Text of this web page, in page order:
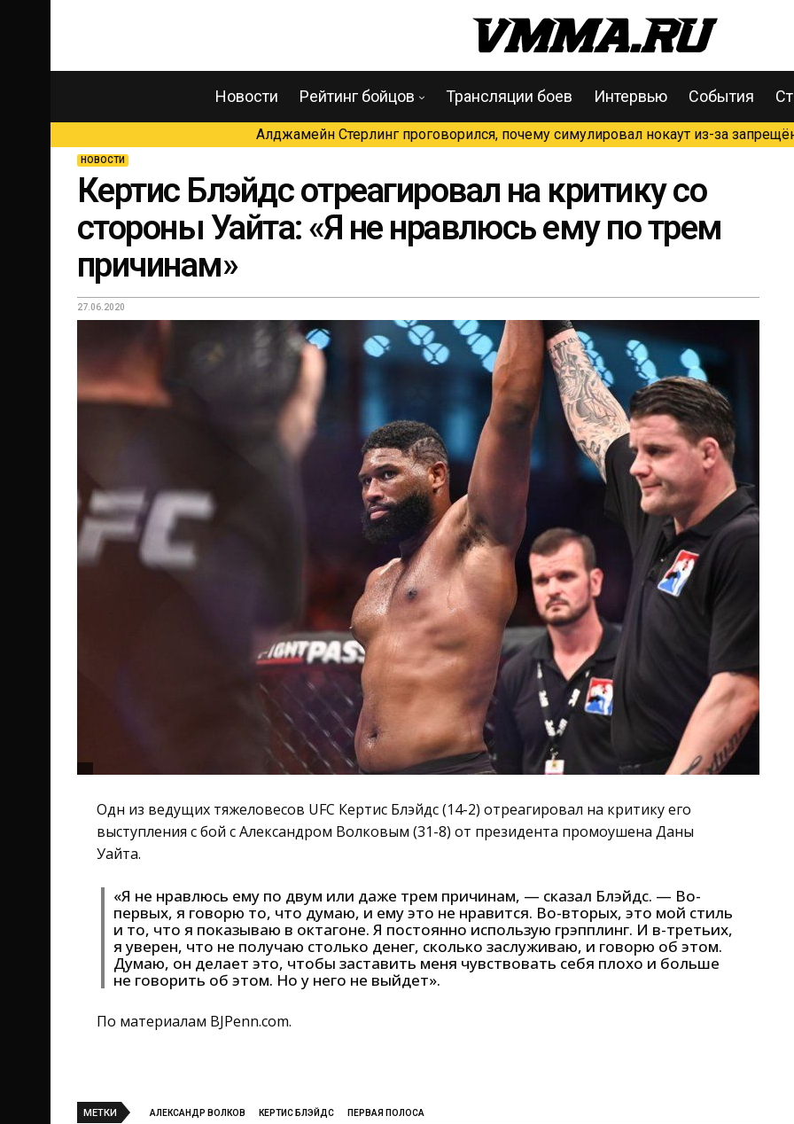
Новости Рейтинг бойцов Трансляции боев Интервью События
Алджамейн Стерлинг проговорился, почему симулировал нокаут из-за
НОВОСТИ
Кертис Блэйдс отреагировал на критику со
стороны Уайта: «Я не нравлюсь ему по трем
причинам»
27.06.2020
Одн из ведущих тяжеловесов UFC Кертис Блэйдс (14-2) отреагировал на критику его
выступления с бой с Александром Волковым (31-8) от президента промоушена Даны
Уайта.
«Я не нравлюсь ему по двум или даже трем причинам, — сказал Блэйдс. — Во-
первых, я говорю то, что думаю, и ему это не нравится. Во-вторых, это мой стиль
и то, что я показываю в октагоне. Я постоянно использую грэпплинг. И в-третьих,
я уверен, что не получаю столько денег, сколько заслуживаю, и говорю об этом.
Думаю, он делает это, чтобы заставить меня чувствовать себя плохо и больше
не говорить об этом. Но у него не выйдет».
По материалам BJPenn.com.
МЕТКИ АЛЕКСАНДР ВОЛКОВ КЕРТИС БЛЭЙДС ПЕРВАЯ ПОЛОСА